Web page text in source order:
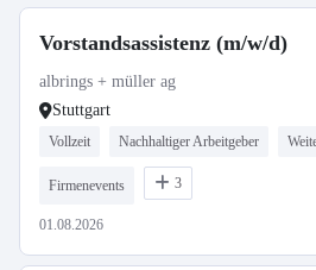
Vorstandsassistenz (m/w/d)
albrings + müller ag
Stuttgart
Vollzeit Nachhaltiger Arbeitgeber
Firmenevents 3
01.08.2026